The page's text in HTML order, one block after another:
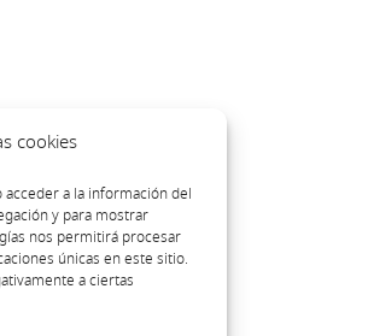
cookies
a la información del
y para mostrar
nos permitirá procesar
únicas en este sitio.
a ciertas